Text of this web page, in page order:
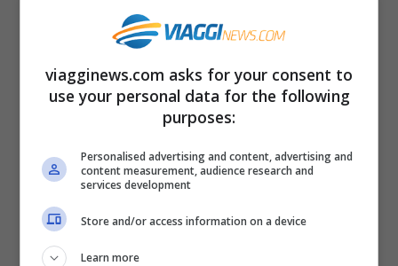
Tutti coloro che prenoteranno una stanza
in unhotel di Torinoassociato a
Federalberghi riceveranno ilvoucherper
voucher potrà essere utilizzato ilgiovedì
sabato mattina
I titolari avranno anche diritto a una
viagginews.com asks for your consent to
use your personal data for the following
purposes:
Personalised advertising and content, advertising and
content measurement, audience research and
services development
Store and/or access information on a device
Learn more